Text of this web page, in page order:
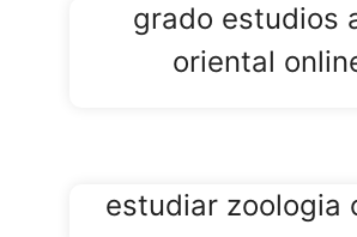
grado estudios
oriental
estudiar zoologia